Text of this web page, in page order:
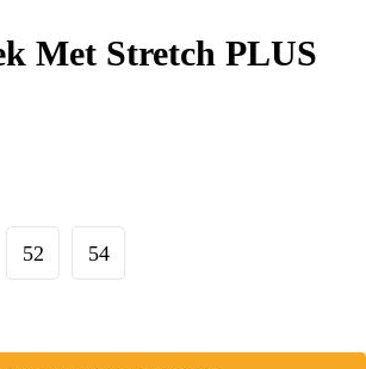
Met Stretch PLUS
52 54